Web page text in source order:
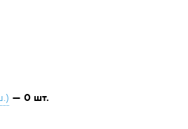
— 0 шт.